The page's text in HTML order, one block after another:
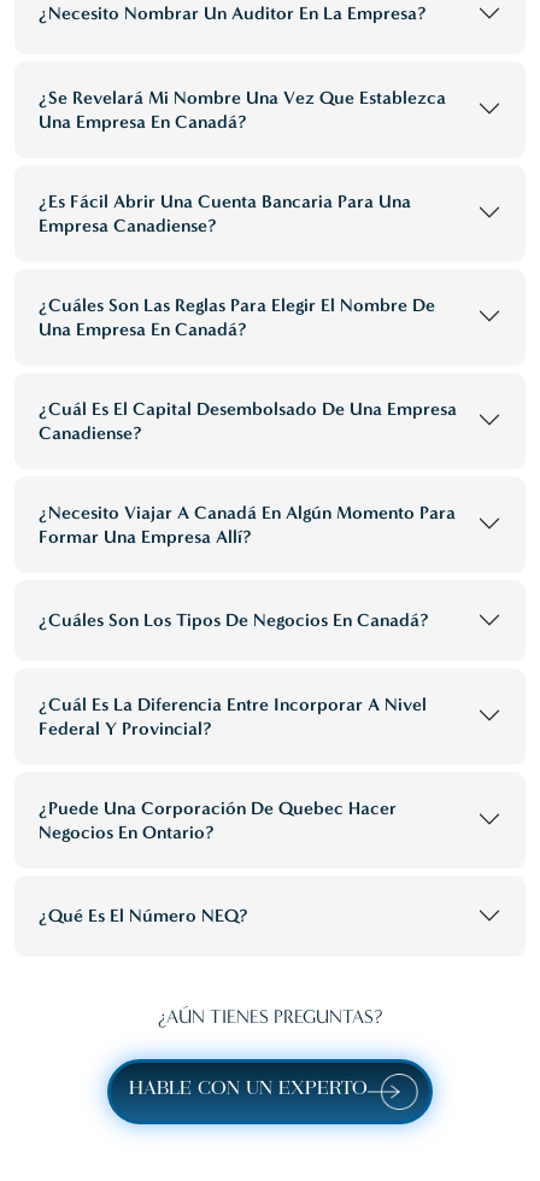
¿Necesito Nombrar Un Auditor En La Empresa?
¿Se Revelará Mi Nombre Una Vez Que Establezca
Una Empresa En Canadá?
¿Es Fácil Abrir Una Cuenta Bancaria Para Una
Empresa Canadiense?
¿Cuáles Son Las Reglas Para Elegir El Nombre De
Una Empresa En Canadá?
¿Cuál Es El Capital Desembolsado De Una Empresa
Canadiense?
¿Necesito Viajar A Canadá En Algún Momento Para
Formar Una Empresa Allí?
¿Cuáles Son Los Tipos De Negocios En Canadá?
¿Cuál Es La Diferencia Entre Incorporar A Nivel
Federal Y Provincial?
¿Puede Una Corporación De Quebec Hacer
Negocios En Ontario?
¿Qué Es El Número NEQ?
¿AÚN TIENES PREGUNTAS?
HABLE CON UN EXPERTO